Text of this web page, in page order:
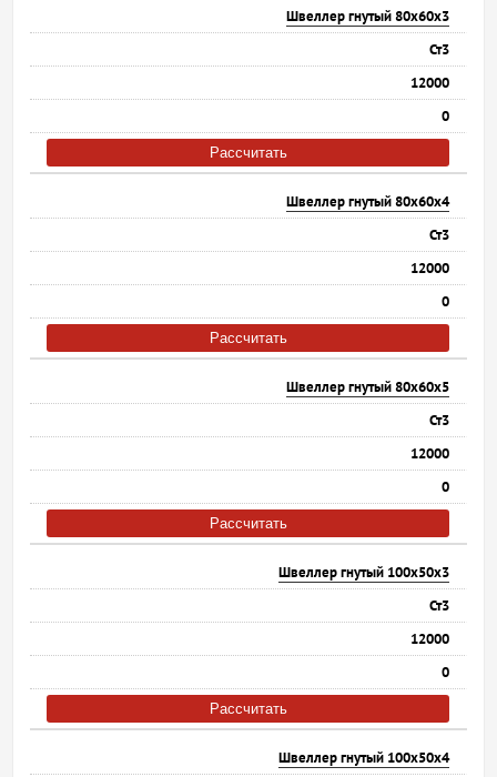
Швеллер гнутый 80х60х3
Ст3
12000
0
Рассчитать
Швеллер гнутый 80х60х4
Ст3
12000
0
Рассчитать
Швеллер гнутый 80х60х5
Ст3
12000
0
Рассчитать
Швеллер гнутый 100х50х3
Ст3
12000
0
Рассчитать
Швеллер гнутый 100х50х4